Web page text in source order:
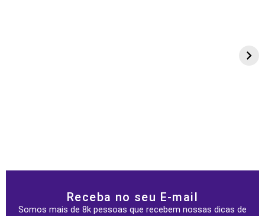
Receba no seu E-mail
Somos mais de 8k pessoas que recebem nossas dicas de